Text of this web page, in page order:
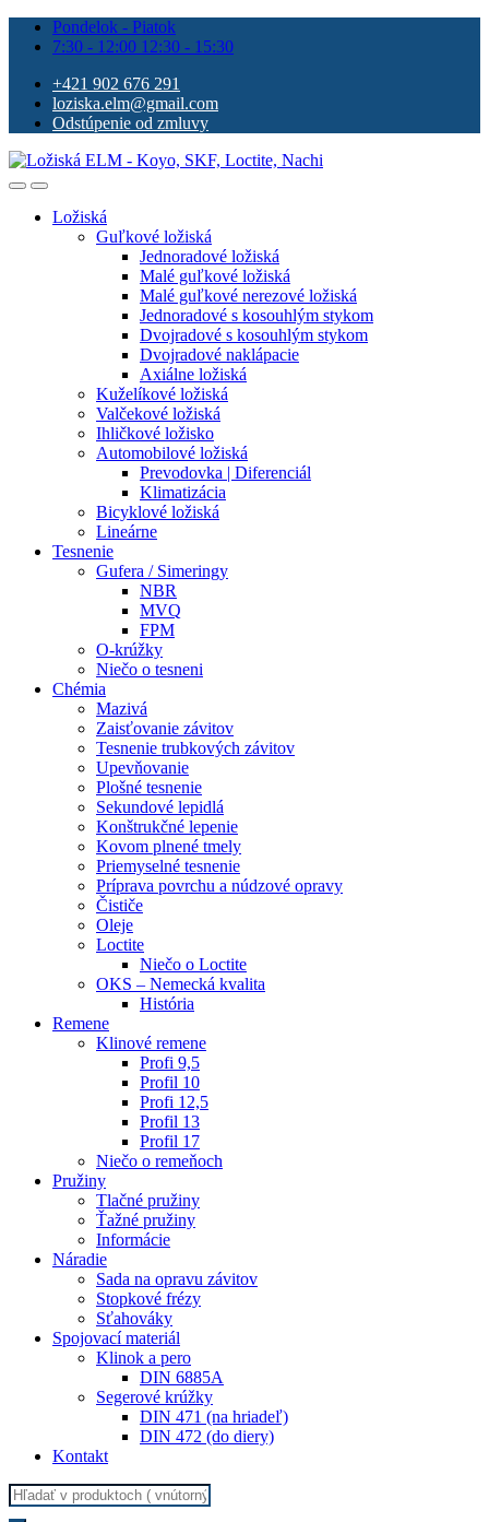
Pondelok - Piatok
7:30 - 12:00 12:30 - 15:30
+421 902 676 291
loziska.elm@gmail.com
Odstúpenie od zmluvy
Ložiská
Guľkové ložiská
Jednoradové ložiská
Malé guľkové ložiská
Malé guľkové nerezové ložiská
Jednoradové s kosouhlým stykom
Dvojradové s kosouhlým stykom
Dvojradové naklápacie
Axiálne ložiská
Kuželíkové ložiská
Valčekové ložiská
Ihličkové ložisko
Automobilové ložiská
Prevodovka | Diferenciál
Klimatizácia
Bicyklové ložiská
Lineárne
Tesnenie
Gufera / Simeringy
NBR
MVQ
FPM
O-krúžky
Niečo o tesneni
Chémia
Mazivá
Zaisťovanie závitov
Tesnenie trubkových závitov
Upevňovanie
Plošné tesnenie
Sekundové lepidlá
Konštrukčné lepenie
Kovom plnené tmely
Priemyselné tesnenie
Príprava povrchu a núdzové opravy
Čističe
Oleje
Loctite
Niečo o Loctite
OKS – Nemecká kvalita
História
Remene
Klinové remene
Profi 9,5
Profil 10
Profi 12,5
Profil 13
Profil 17
Niečo o remeňoch
Pružiny
Tlačné pružiny
Ťažné pružiny
Informácie
Náradie
Sada na opravu závitov
Stopkové frézy
Sťahováky
Spojovací materiál
Klinok a pero
DIN 6885A
Segerové krúžky
DIN 471 (na hriadeľ)
DIN 472 (do diery)
Kontakt
Search
for: